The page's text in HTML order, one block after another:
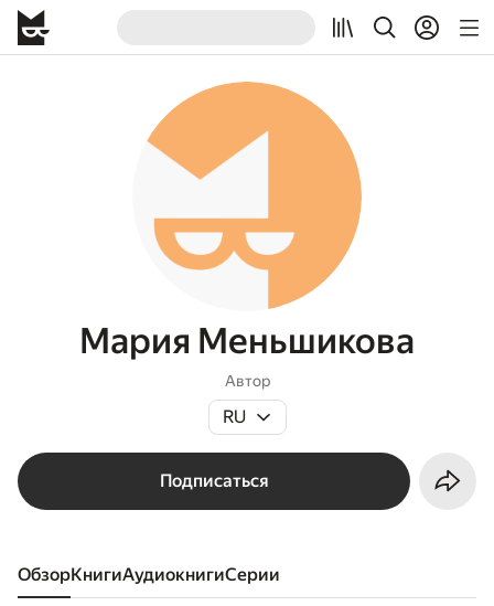
Мария Меньшикова
Автор
RU
Подписаться
Обзор книги аудиокниги серии